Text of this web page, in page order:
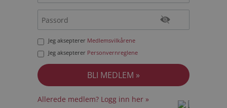
Jeg aksepterer Medlemsvilkårene
Jeg aksepterer Personvernreglene
Allerede medlem? Logg inn her »